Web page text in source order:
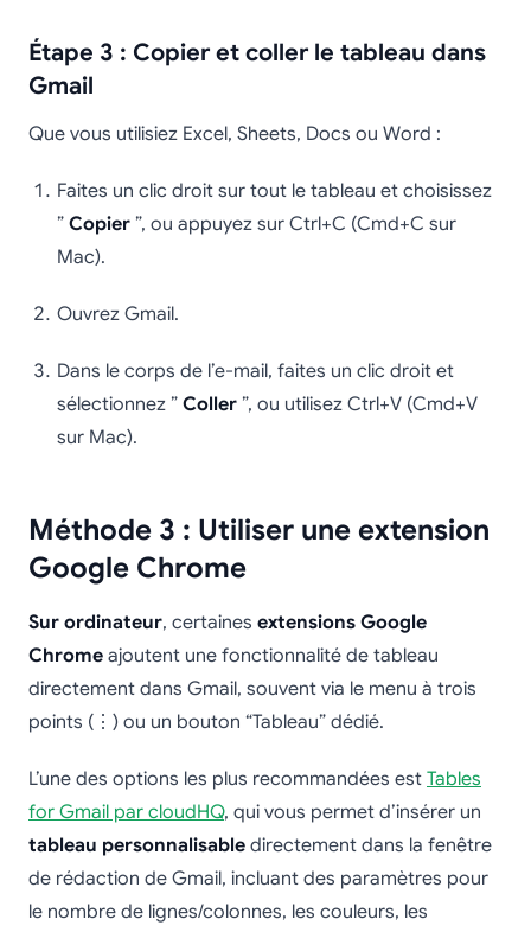
Étape 3 : Copier et coller le tableau dans
Gmail
Que vous utilisiez Excel, Sheets, Docs ou Word :
Faites un clic droit sur tout le tableau et choisissez
” Copier ”, ou appuyez sur Ctrl+C (Cmd+C sur
Mac).
Ouvrez Gmail.
Dans le corps de l’e-mail, faites un clic droit et
sélectionnez ” Coller ”, ou utilisez Ctrl+V (Cmd+V
sur Mac).
Méthode 3 : Utiliser une extension
Google Chrome
Sur ordinateur, certaines extensions Google
Chrome ajoutent une fonctionnalité de tableau
directement dans Gmail, souvent via le menu à trois
points (⋮) ou un bouton “Tableau” dédié.
L’une des options les plus recommandées est Tables
for Gmail par cloudHQ, qui vous permet d’insérer un
tableau personnalisable directement dans la fenêtre
de rédaction de Gmail, incluant des paramètres pour
le nombre de lignes/colonnes, les couleurs, les